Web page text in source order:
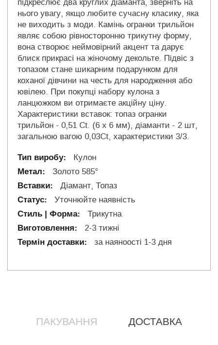
підкреслює два круглих діаманта, зверніть на
нього увагу, якщо любите сучасну класику, яка
не виходить з моди. Камінь огранки трильйон
являє собою рівносторонню трикутну форму,
вона створює неймовірний акцент та дарує
блиск прикрасі на жіночому декольте. Підвіс з
топазом стане шикарним подарунком для
коханої дівчини на честь для народження або
ювілею. При покупці набору кулона з
ланцюжком ви отримаєте акційну ціну.
Характеристики вставок: топаз огранки
трильйон - 0,51 Ct. (6 х 6 мм), діаманти - 2 шт,
загальною вагою 0,03Ct, характеристики 3/3.
Кулон
Золото 585°
Діамант, Топаз
Уточнюйте наявність
Трикутна
2-3 тижні
за наяноості 1-3 дня
ПАКУВАННЯ ДОСТАВКА